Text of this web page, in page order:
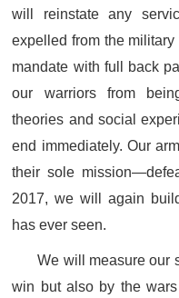
will reinstate any
expelled from the
mandate with full back
our warriors from
theories and social
end immediately. Our
their sole
2017, we will again
has ever seen.
We will measure our
win but also by the